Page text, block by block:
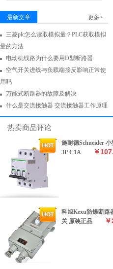
最新文章 更多>
三菱plc怎么读取模拟量？PLC获取模拟
量的方法
电动机线路为什么要用D型断路器
空气开关进线与负载端接反影响正常使
用吗
万能式断路器的故障及解决
什么是交流接触器 交流接触器工作原理
热卖商品评论
施耐德Schneider
3P C1A
￥
科旭Kexu防爆断路
关 原装正品